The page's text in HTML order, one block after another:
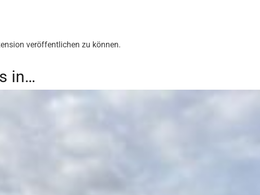
veröffentlichen zu können.
in…